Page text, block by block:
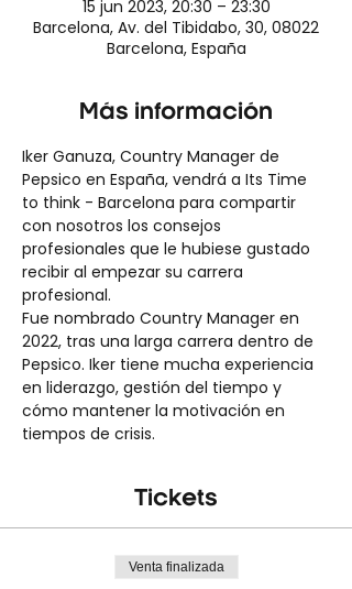
15 jun 2023, 20:30 – 23:30
Barcelona, Av. del Tibidabo, 30, 08022
Barcelona, España
Más información
Iker Ganuza, Country Manager de
Pepsico en España, vendrá a Its Time
to think - Barcelona para compartir
con nosotros los consejos
profesionales que le hubiese gustado
recibir al empezar su carrera
profesional.
Fue nombrado Country Manager en
2022, tras una larga carrera dentro de
Pepsico. Iker tiene mucha experiencia
en liderazgo, gestión del tiempo y
cómo mantener la motivación en
tiempos de crisis.
Tickets
Venta finalizada